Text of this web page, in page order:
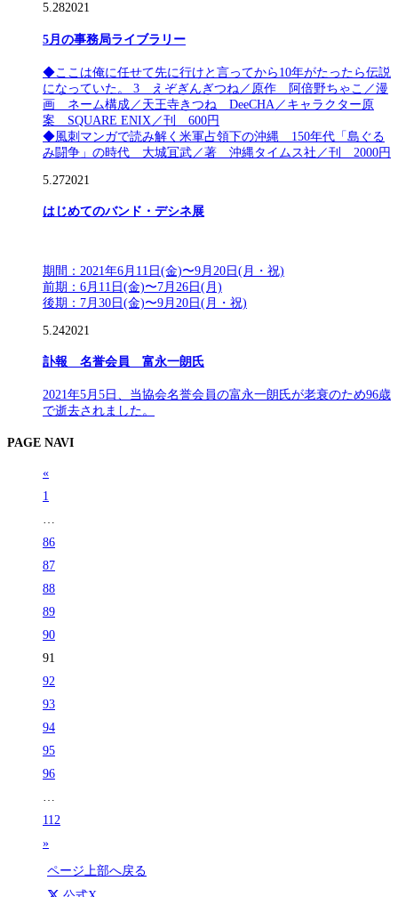
5.282021
5月の事務局ライブラリー
◆ここは俺に任せて先に行けと言ってから10年がたったら伝説
になっていた。 3 えぞぎんぎつね／原作 阿倍野ちゃこ／漫
画 ネーム構成／天王寺きつね DeeCHA／キャラクター原
案 SQUARE ENIX／刊 600円
◆風刺マンガで読み解く米軍占領下の沖縄 150年代「島ぐる
み闘争」の時代 大城冝武／著 沖縄タイムス社／刊 2000円
5.272021
はじめてのバンド・デシネ展
期間：2021年6月11日(金)〜9月20日(月・祝)
前期：6月11日(金)〜7月26日(月)
後期：7月30日(金)〜9月20日(月・祝)
5.242021
訃報 名誉会員 富永一朗氏
2021年5月5日、当協会名誉会員の富永一朗氏が老衰のため96歳
で逝去されました。
PAGE NAVI
«
1
…
86
87
88
89
90
91
92
93
94
95
96
…
112
»
ページ上部へ戻る